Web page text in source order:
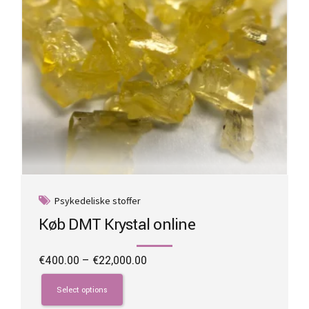
the
product
page
Psykedeliske stoffer
Køb DMT Krystal online
€400.00 – €22,000.00
Select options
This
product
has